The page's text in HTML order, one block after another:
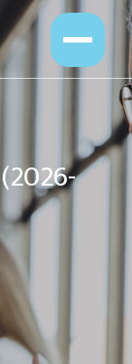
Opdrachten
Professionals
Leveranciers
Opdrachtgevers
Over Ons